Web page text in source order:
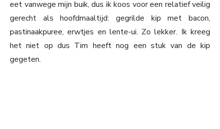
eet vanwege mijn buik, dus ik koos voor een relatief veilig
gerecht als hoofdmaaltijd: gegrilde kip met bacon,
pastinaakpuree, erwtjes en lente-ui. Zo lekker. Ik kreeg
het niet op dus Tim heeft nog een stuk van de kip
gegeten.